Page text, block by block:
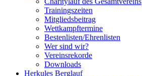
Trainingszeiten
Mitgliedsbeitrag
Wettkampftermine
Bestenlisten/Ehrenlisten
Wer sind wir?
Vereinsrekorde
Downloads
Herkules Berglauf